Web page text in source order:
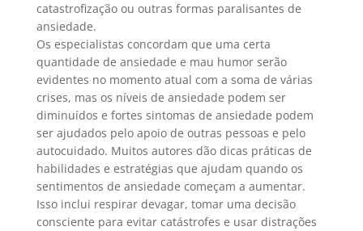
catastrofização ou outras formas paralisantes de
ansiedade.
Os especialistas concordam que uma certa
quantidade de ansiedade e mau humor serão
evidentes no momento atual com a soma de várias
crises, mas os níveis de ansiedade podem ser
diminuídos e fortes sintomas de ansiedade podem
ser ajudados pelo apoio de outras pessoas e pelo
autocuidado. Muitos autores dão dicas práticas de
habilidades e estratégias que ajudam quando os
sentimentos de ansiedade começam a aumentar.
Isso inclui respirar devagar, tomar uma decisão
consciente para evitar catástrofes e usar distrações